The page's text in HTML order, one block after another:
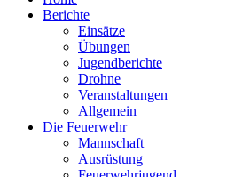
Berichte
Einsätze
Übungen
Jugendberichte
Drohne
Veranstaltungen
Allgemein
Die Feuerwehr
Mannschaft
Ausrüstung